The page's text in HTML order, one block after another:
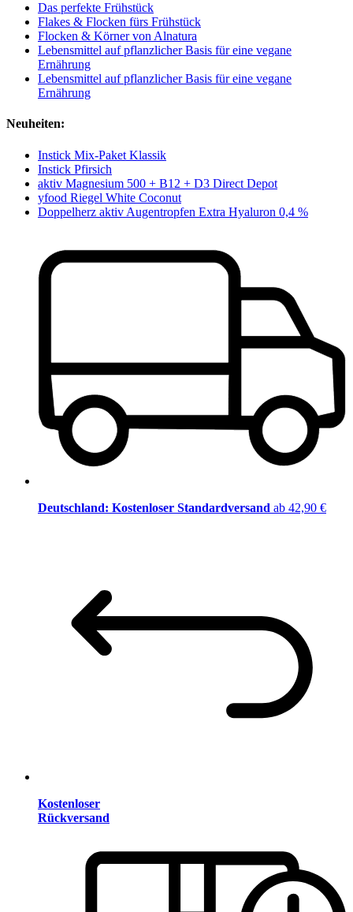
Das perfekte Frühstück
Flakes & Flocken fürs Frühstück
Flocken & Körner von Alnatura
Lebensmittel auf pflanzlicher Basis für eine vegane
Ernährung
Lebensmittel auf pflanzlicher Basis für eine vegane
Ernährung
Neuheiten:
Instick Mix-Paket Klassik
Instick Pfirsich
aktiv Magnesium 500 + B12 + D3 Direct Depot
yfood Riegel White Coconut
Doppelherz aktiv Augentropfen Extra Hyaluron 0,4 %
Deutschland: Kostenloser Standardversand ab 42,90 €
Kostenloser
Rückversand